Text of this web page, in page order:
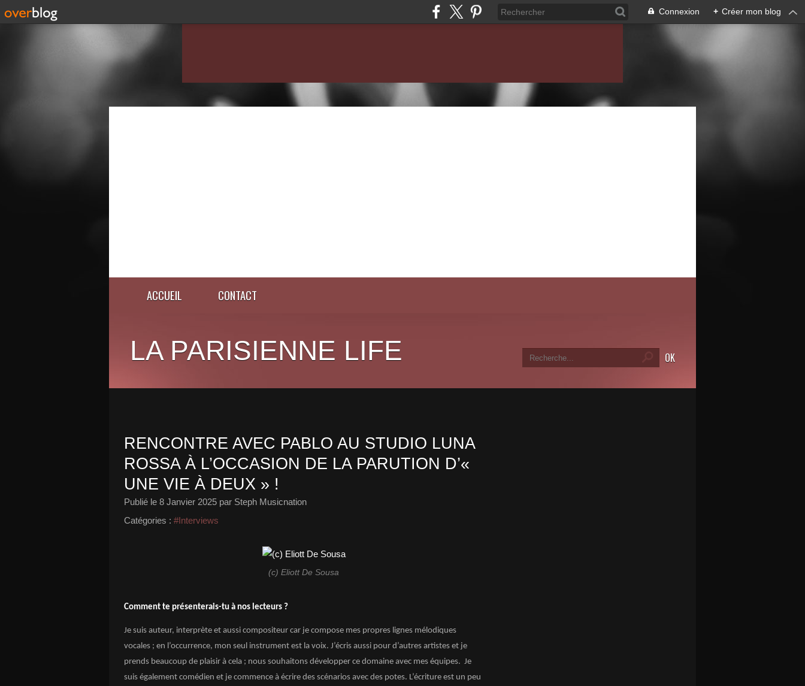
Connexion + Créer mon blog
ACCUEIL CONTACT
LA PARISIENNE LIFE
RENCONTRE AVEC PABLO AU STUDIO LUNA
ROSSA À L’OCCASION DE LA PARUTION D’«
UNE VIE À DEUX » !
Publié le 8 Janvier 2025 par Steph Musicnation
Catégories : #Interviews
(c) Eliott De Sousa
Comment te présenterais-tu à nos lecteurs ?
Je suis auteur, interprète et aussi compositeur car je compose mes propres lignes mélodiques
vocales ; en l’occurrence, mon seul instrument est la voix. J’écris aussi pour d’autres artistes et je
prends beaucoup de plaisir à cela ; nous souhaitons développer ce domaine avec mes équipes. Je
suis également comédien et je commence à écrire des scénarios avec des potes. L’écriture est un peu